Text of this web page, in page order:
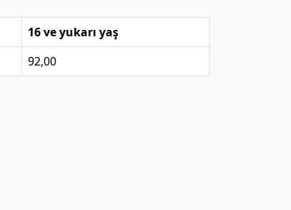
16 ve yukarı yaş
92,00